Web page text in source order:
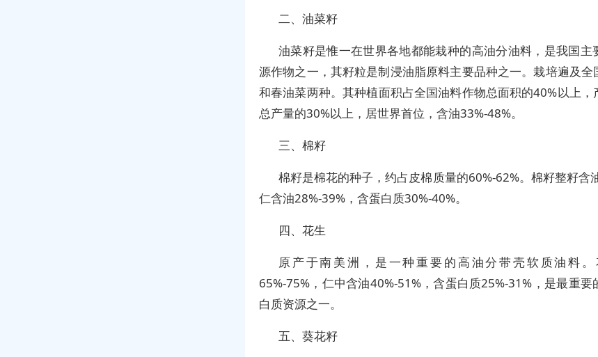
二、油菜籽
油菜籽是惟一在世界各地都能栽种的高油分油料，是我国主
源作物之一，其籽粒是制浸油脂原料主要品种之一。栽培遍及全
和春油菜两种。其种植面积占全国油料作物总面积的40%以上，
总产量的30%以上，居世界首位，含油33%-48%。
三、棉籽
棉籽是棉花的种子，约占皮棉质量的60%-62%。棉籽整籽含
仁含油28%-39%，含蛋白质30%-40%。
四、花生
原产于南美洲，是一种重要的高油分带壳软质油料
65%-75%，仁中含油40%-51%，含蛋白质25%-31%，是最重要
白质资源之一。
五、葵花籽